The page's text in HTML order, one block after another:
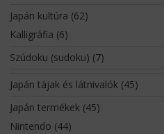
Japán kultúra (62)
Kalligráfia (6)
Szúdoku (sudoku) (7)
Japán tájak és látnivalók(45)
Japán termékek(45)
Nintendo (44)